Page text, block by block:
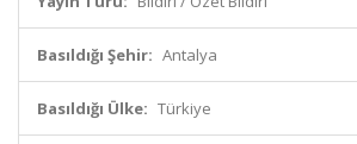
Basıldığı Şehir: Antalya
Basıldığı Ülke: Türkiye